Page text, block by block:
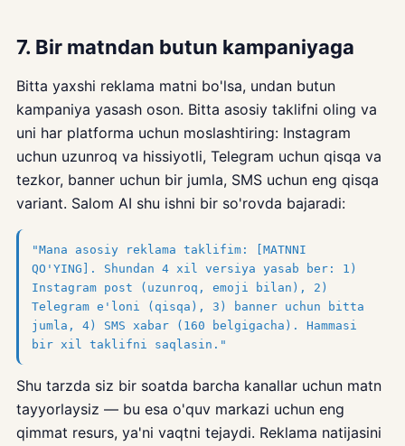
7. Bir matndan butun kampaniyaga
Bitta yaxshi reklama matni bo'lsa, undan butun
kampaniya yasash oson. Bitta asosiy taklifni oling va
uni har platforma uchun moslashtiring: Instagram
uchun uzunroq va hissiyotli, Telegram uchun qisqa va
tezkor, banner uchun bir jumla, SMS uchun eng qisqa
variant. Salom AI shu ishni bir so'rovda bajaradi:
"Mana asosiy reklama taklifim: [MATNNI
QO'YING]. Shundan 4 xil versiya yasab ber: 1)
Instagram post (uzunroq, emoji bilan), 2)
Telegram e'loni (qisqa), 3) banner uchun bitta
jumla, 4) SMS xabar (160 belgigacha). Hammasi
bir xil taklifni saqlasin."
Shu tarzda siz bir soatda barcha kanallar uchun matn
tayyorlaysiz — bu esa o'quv markazi uchun eng
qimmat resurs, ya'ni vaqtni tejaydi. Reklama natijasini